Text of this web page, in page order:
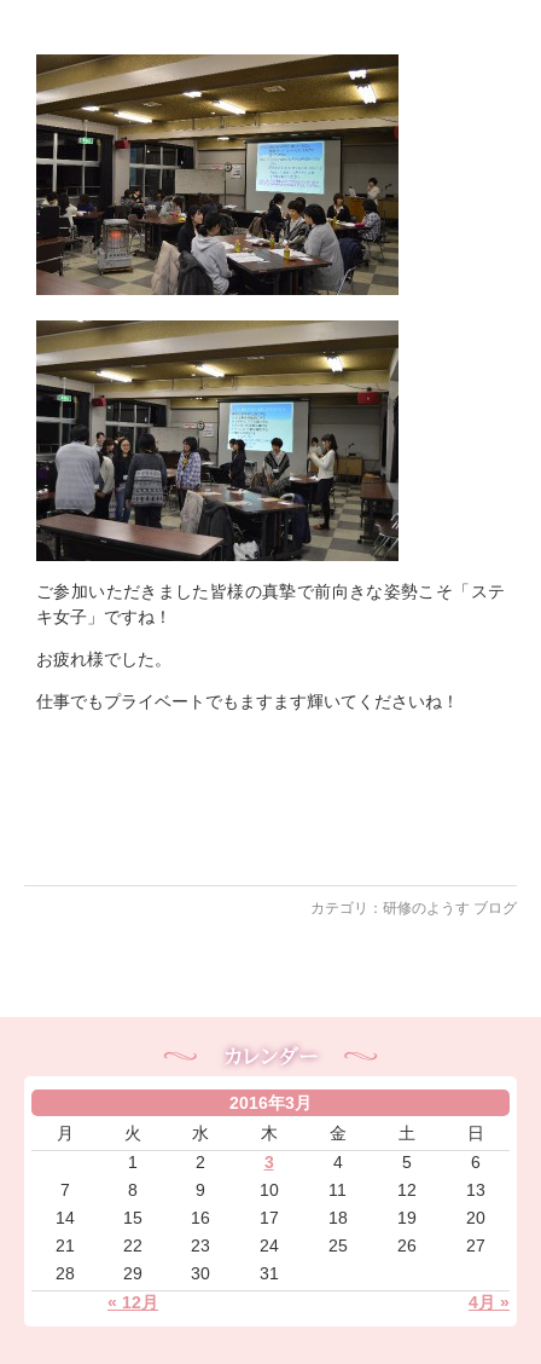
ご参加いただきました皆様の真摯で前向きな姿勢こそ「ステ
キ女子」ですね！
お疲れ様でした。
仕事でもプライベートでもますます輝いてくださいね！
カテゴリ： 研修のようす ブログ
2016年3月
月
火 水 木 金 土 日
« 12月 4月 »
1 2 3 4 5
6
7
8 9 10 11 12
13
14
15 16 17 18 19
20
21
22 23 24 25 26
27
28
29 30 31